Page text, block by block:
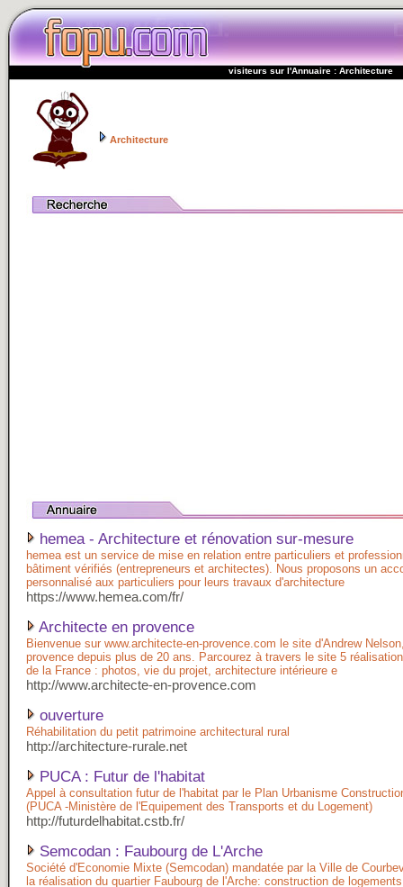
visiteurs sur l'Annuaire : Architecture
Architecture
hemea - Architecture et rénovation sur-mesure
hemea est un service de mise en relation entre particuliers et
bâtiment vérifiés (entrepreneurs et architectes). Nous proposons un
personnalisé aux particuliers pour leurs travaux d'architecture
https://www.hemea.com/fr/
Architecte en provence
Bienvenue sur www.architecte-en-provence.com le site d'Andrew
provence depuis plus de 20 ans. Parcourez à travers le site 5
de la France : photos, vie du projet, architecture intérieure e
http://www.architecte-en-provence.com
ouverture
Réhabilitation du petit patrimoine architectural rural
http://architecture-rurale.net
PUCA : Futur de l'habitat
Appel à consultation futur de l'habitat par le Plan Urbanisme
(PUCA -Ministère de l'Equipement des Transports et du Logement)
http://futurdelhabitat.cstb.fr/
Semcodan : Faubourg de L'Arche
Société d'Economie Mixte (Semcodan) mandatée par la Ville de
la réalisation du quartier Faubourg de l'Arche: construction de